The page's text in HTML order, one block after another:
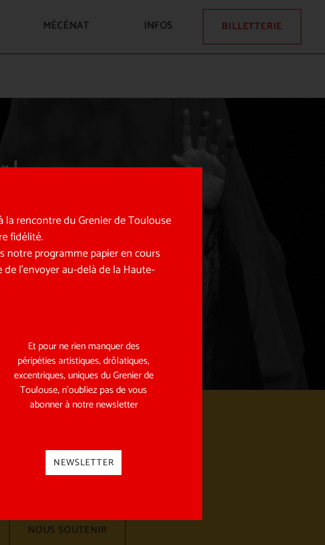
MÉCÉNAT INFOS BILLETTERIE
!
sur les réseaux sociaux !
NOUS SOUTENIR
la rencontre du Grenier de Toulouse
fidélité.
notre programme papier en cours
l’envoyer au-delà de la Haute-
Et pour ne rien manquer des
péripéties artistiques, drôlatiques,
excentriques, uniques du Grenier de
Toulouse, n’oubliez pas de vous
abonner à notre newsletter
NEWSLETTER